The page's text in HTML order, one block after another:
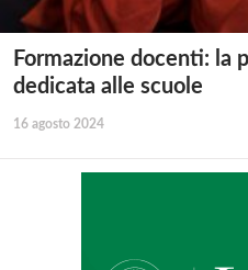
Formazione docenti: la
dedicata alle scuole
16 agosto 2024